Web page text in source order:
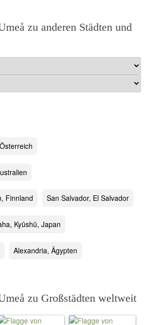
zu anderen Städten und
Finnland San Salvador, El Salvador
Kyūshū, Japan
Alexandria, Ägypten
zu Großstädten weltweit